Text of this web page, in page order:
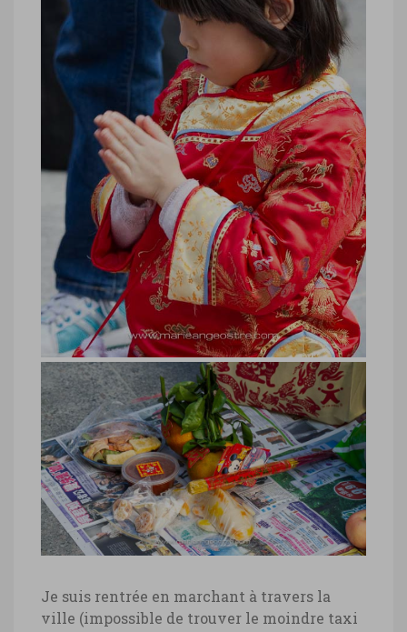
Sin © Marie-Ange Ostre
Je suis rentrée en marchant à travers la
ville (impossible de trouver le moindre taxi